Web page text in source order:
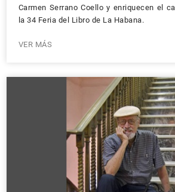
Carmen Serrano Coello y enriquecen el
la 34 Feria del Libro de La Habana.
VER MÁS